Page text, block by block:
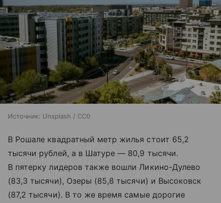
Источник: Unsplash / CC0
В Рошале квадратный метр жилья стоит 65,2
тысячи рублей, а в Шатуре — 80,9 тысячи.
В пятерку лидеров также вошли Ликино-Дулево
(83,3 тысячи), Озеры (85,8 тысячи) и Высоковск
(87,2 тысячи). В то же время самые дорогие